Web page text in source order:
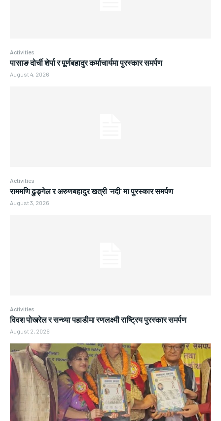
Activities
पासाङ दोर्ची शेर्पा र पूर्णबहादुर कर्माचार्यमा पुरस्कार समर्पण
August 4, 2026
Activities
राममणि ढुङ्गेल र अरुणबहादुर खत्री ‘नदी’ मा पुरस्कार समर्पण
August 3, 2026
Activities
विवश पोखरेल र सन्ध्या पहाडीमा रणलक्ष्मी राष्ट्रिय पुरस्कार समर्पण
August 2, 2026